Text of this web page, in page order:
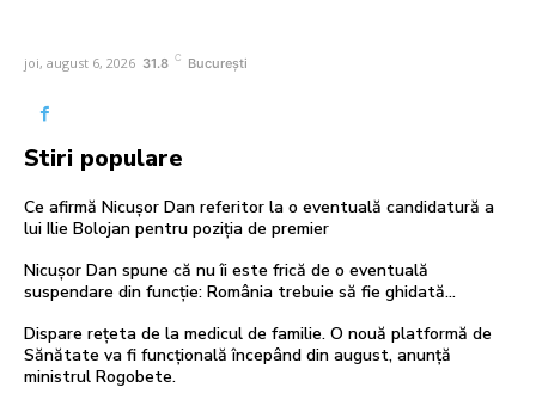
joi, august 6, 2026 31.8 C București
Stiri populare
Ce afirmă Nicușor Dan referitor la o eventuală candidatură a
lui Ilie Bolojan pentru poziția de premier
Nicușor Dan spune că nu îi este frică de o eventuală
suspendare din funcție: România trebuie să fie ghidată…
Dispare rețeta de la medicul de familie. O nouă platformă de
Sănătate va fi funcțională începând din august, anunță
ministrul Rogobete.